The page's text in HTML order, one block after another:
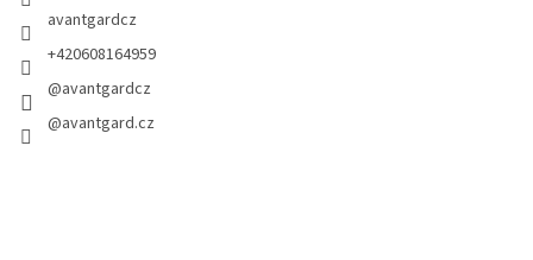
avantgardcz
+420608164959
@avantgardcz
@avantgard.cz